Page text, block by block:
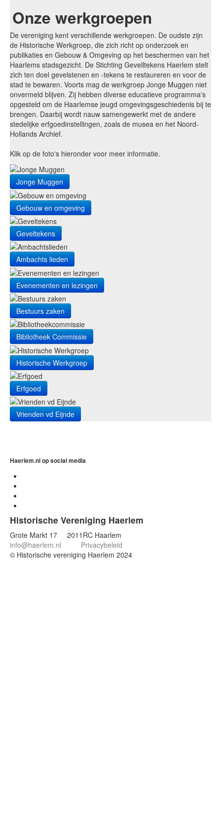
Onze werkgroepen
De vereniging kent verschillende werkgroepen. De oudste zijn
de Historische Werkgroep, die zich richt op onderzoek en
publikaties en Gebouw & Omgeving op het beschermen van het
Haarlems stadsgezicht. De Stichting Gevelltekens Haerlem stelt
zich ten doel gevelstenen en -tekens te restaureren en voor de
stad te bewaren. Voorts mag de werkgroep Jonge Muggen niet
onvermeld blijven. Zij hebben diverse educatieve programma's
opgesteld om de Haarlemse jeugd omgevingsgeschiedenis bij te
brengen. Daarbij wordt nauw samengewerkt met de andere
stedelijke erfgoedinstellingen, zoals de musea en het Noord-
Hollands Archief.
Klik op de foto's hieronder voor meer informatie.
Jonge Muggen
Gebouw en omgeving
Geveltekens
Ambachts lieden
Evenementen en lezingen
Bestuurs zaken
Bibliotheek Commissie
Historische Werkgroep
Erfgoed
Vrienden vd Eijnde
Haerlem.nl op social media
Historische Vereniging Haerlem
Grote Markt 17 2011RC Haarlem
info@haerlem.nl
Privacybeleid
© Historische vereniging Haerlem 2024